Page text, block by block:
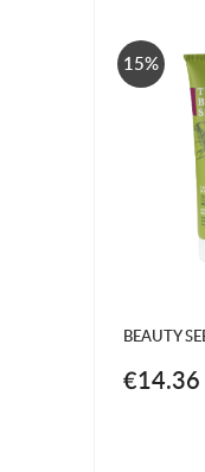
15%
BEAUTY
€14.36